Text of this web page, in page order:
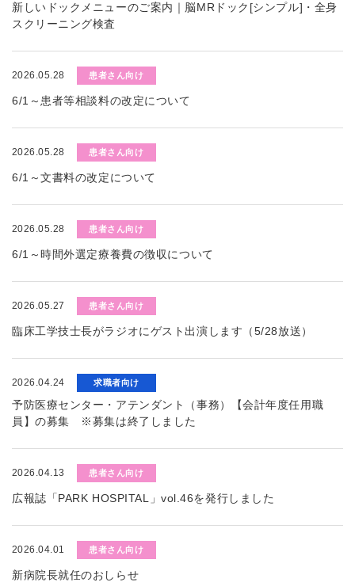
新しいドックメニューのご案内｜脳MRドック[シンプル]・全身
スクリーニング検査
2026.05.28 患者さん向け
6/1～患者等相談料の改定について
2026.05.28 患者さん向け
6/1～文書料の改定について
2026.05.28 患者さん向け
6/1～時間外選定療養費の徴収について
2026.05.27 患者さん向け
臨床工学技士長がラジオにゲスト出演します（5/28放送）
2026.04.24 求職者向け
予防医療センター・アテンダント（事務）【会計年度任用職
員】の募集 ※募集は終了しました
2026.04.13 患者さん向け
広報誌「PARK HOSPITAL」vol.46を発行しました
2026.04.01 患者さん向け
新病院長就任のおしらせ